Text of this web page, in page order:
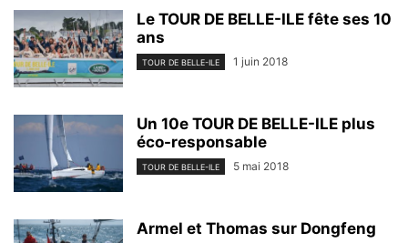
Le TOUR DE BELLE-ILE fête ses 10
ans
TOUR DE BELLE-ILE 1 juin 2018
Un 10e TOUR DE BELLE-ILE plus
éco-responsable
TOUR DE BELLE-ILE 5 mai 2018
Armel et Thomas sur Dongfeng